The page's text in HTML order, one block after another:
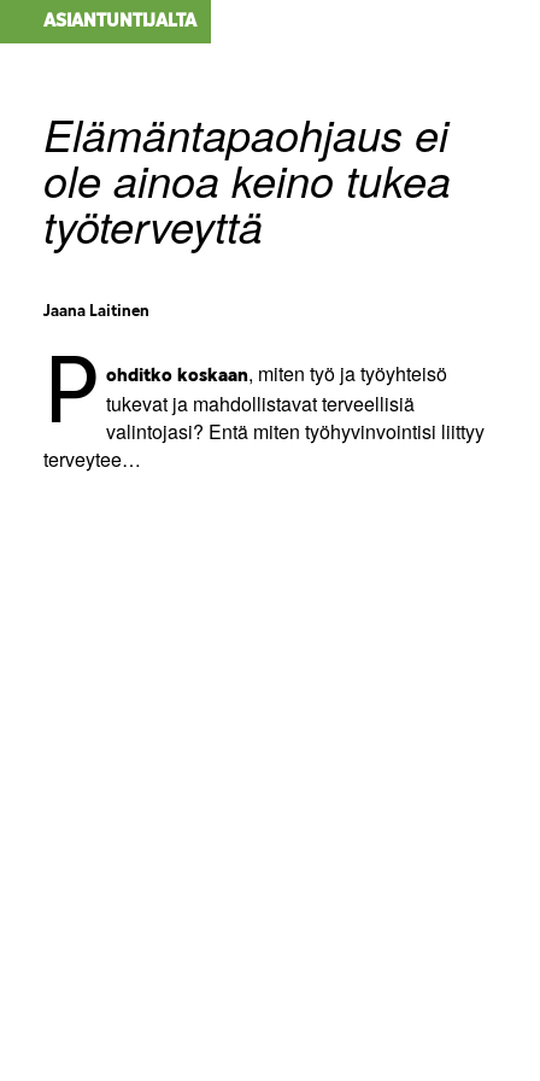
ASIANTUNTIJALTA
Elämäntapaohjaus ei
ole ainoa keino tukea
työterveyttä
Jaana Laitinen
P ohditko koskaan, miten työ ja työyhteisö
tukevat ja mahdollistavat terveellisiä
valintojasi? Entä miten työhyvinvointisi liittyy
terveytee…